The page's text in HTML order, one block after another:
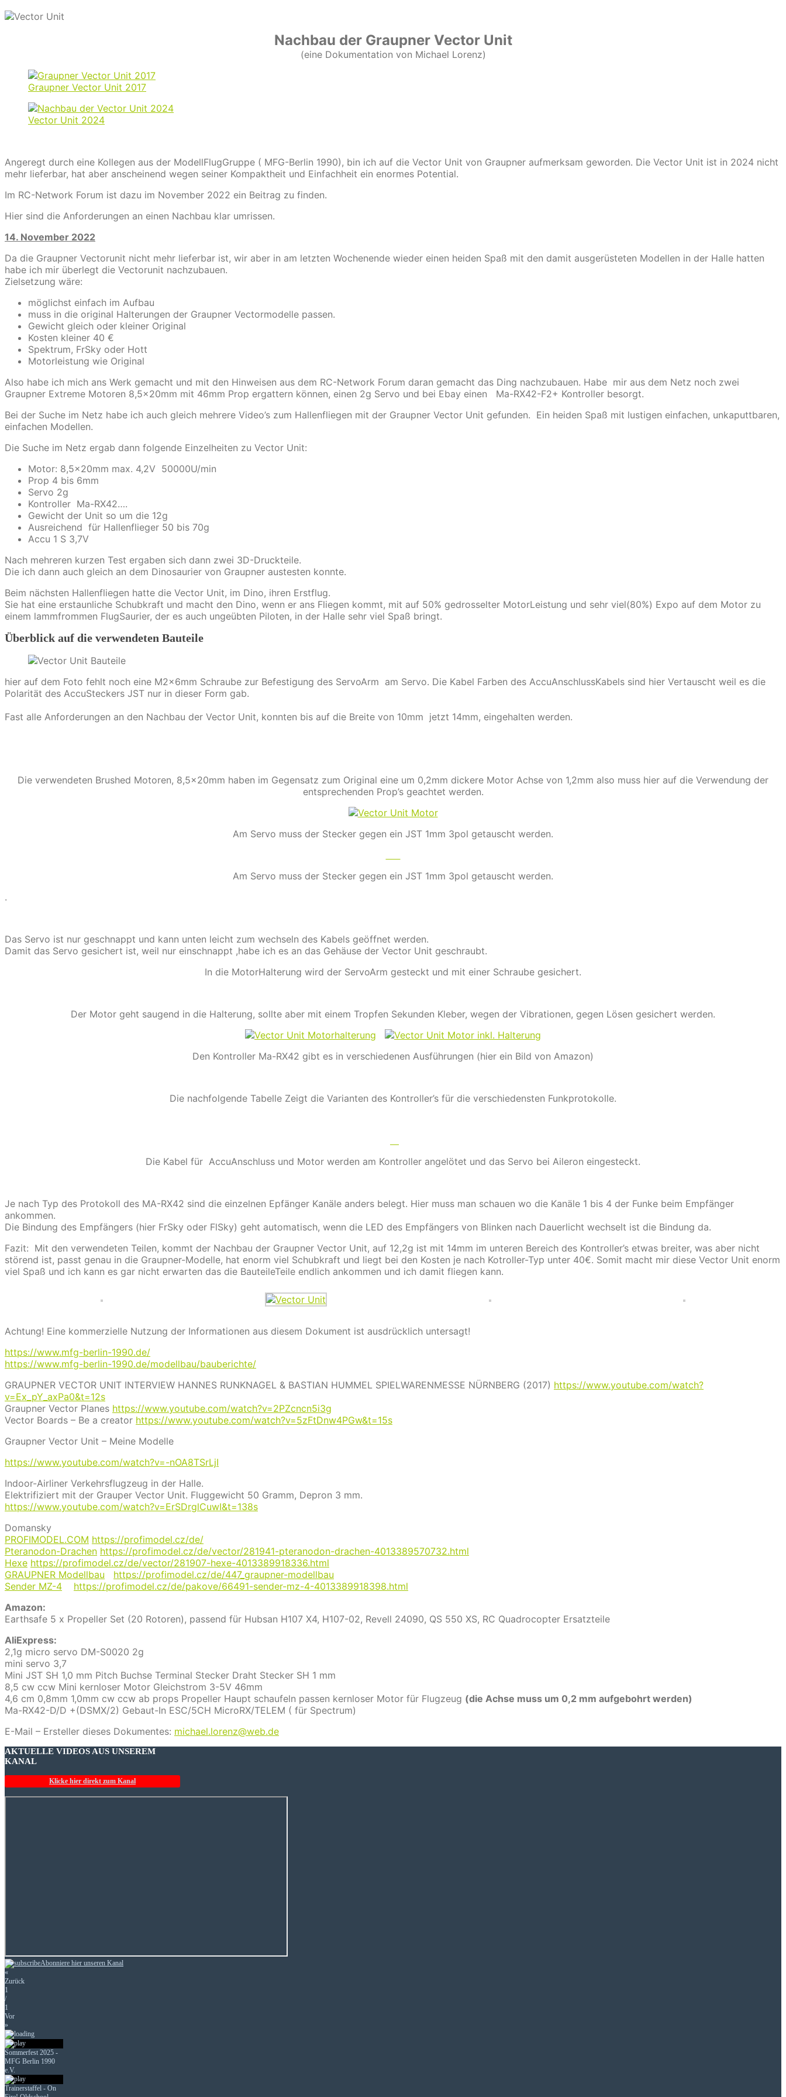
Nachbau der Graupner Vector Unit
(eine Dokumentation von Michael Lorenz)
Graupner Vector Unit 2017
Vector Unit 2024
Angeregt durch eine Kollegen aus der ModellFlugGruppe ( MFG-Berlin 1990), bin ich auf die Vector Unit von Graupner aufmerksam geworden. Die Vector Unit ist in 2024 nicht
mehr lieferbar, hat aber anscheinend wegen seiner Kompaktheit und Einfachheit ein enormes Potential.
Im RC-Network Forum ist dazu im November 2022 ein Beitrag zu finden.
Hier sind die Anforderungen an einen Nachbau klar umrissen.
14. November 2022
Da die Graupner Vectorunit nicht mehr lieferbar ist, wir aber in am letzten Wochenende wieder einen heiden Spaß mit den damit ausgerüsteten Modellen in der Halle hatten
habe ich mir überlegt die Vectorunit nachzubauen.
Zielsetzung wäre:
möglichst einfach im Aufbau
muss in die original Halterungen der Graupner Vectormodelle passen.
Gewicht gleich oder kleiner Original
Kosten kleiner 40 €
Spektrum, FrSky oder Hott
Motorleistung wie Original
Also habe ich mich ans Werk gemacht und mit den Hinweisen aus dem RC-Network Forum daran gemacht das Ding nachzubauen. Habe mir aus dem Netz noch zwei
Graupner Extreme Motoren 8,5x20mm mit 46mm Prop ergattern können, einen 2g Servo und bei Ebay einen Ma-RX42-F2+ Kontroller besorgt.
Bei der Suche im Netz habe ich auch gleich mehrere Video’s zum Hallenfliegen mit der Graupner Vector Unit gefunden. Ein heiden Spaß mit lustigen einfachen, unkaputtbaren,
einfachen Modellen.
Die Suche im Netz ergab dann folgende Einzelheiten zu Vector Unit:
Motor: 8,5x20mm max. 4,2V 50000U/min
Prop 4 bis 6mm
Servo 2g
Kontroller Ma-RX42….
Gewicht der Unit so um die 12g
Ausreichend für Hallenflieger 50 bis 70g
Accu 1 S 3,7V
Nach mehreren kurzen Test ergaben sich dann zwei 3D-Druckteile.
Die ich dann auch gleich an dem Dinosaurier von Graupner austesten konnte.
Beim nächsten Hallenfliegen hatte die Vector Unit, im Dino, ihren Erstflug.
Sie hat eine erstaunliche Schubkraft und macht den Dino, wenn er ans Fliegen kommt, mit auf 50% gedrosselter MotorLeistung und sehr viel(80%) Expo auf dem Motor zu
einem lammfrommen FlugSaurier, der es auch ungeübten Piloten, in der Halle sehr viel Spaß bringt.
Überblick auf die verwendeten Bauteile
hier auf dem Foto fehlt noch eine M2x6mm Schraube zur Befestigung des ServoArm am Servo. Die Kabel Farben des AccuAnschlussKabels sind hier Vertauscht weil es die
Polarität des AccuSteckers JST nur in dieser Form gab.
Fast alle Anforderungen an den Nachbau der Vector Unit, konnten bis auf die Breite von 10mm jetzt 14mm, eingehalten werden.
Die verwendeten Brushed Motoren, 8,5x20mm haben im Gegensatz zum Original eine um 0,2mm dickere Motor Achse von 1,2mm also muss hier auf die Verwendung der
entsprechenden Prop’s geachtet werden.
Am Servo muss der Stecker gegen ein JST 1mm 3pol getauscht werden.
Am Servo muss der Stecker gegen ein JST 1mm 3pol getauscht werden.
.
Das Servo ist nur geschnappt und kann unten leicht zum wechseln des Kabels geöffnet werden.
Damit das Servo gesichert ist, weil nur einschnappt ,habe ich es an das Gehäuse der Vector Unit geschraubt.
In die MotorHalterung wird der ServoArm gesteckt und mit einer Schraube gesichert.
Der Motor geht saugend in die Halterung, sollte aber mit einem Tropfen Sekunden Kleber, wegen der Vibrationen, gegen Lösen gesichert werden.
Den Kontroller Ma-RX42 gibt es in verschiedenen Ausführungen (hier ein Bild von Amazon)
Die nachfolgende Tabelle Zeigt die Varianten des Kontroller’s für die verschiedensten Funkprotokolle.
Die Kabel für AccuAnschluss und Motor werden am Kontroller angelötet und das Servo bei Aileron eingesteckt.
Je nach Typ des Protokoll des MA-RX42 sind die einzelnen Epfänger Kanäle anders belegt. Hier muss man schauen wo die Kanäle 1 bis 4 der Funke beim Empfänger
ankommen.
Die Bindung des Empfängers (hier FrSky oder FlSky) geht automatisch, wenn die LED des Empfängers von Blinken nach Dauerlicht wechselt ist die Bindung da.
Fazit: Mit den verwendeten Teilen, kommt der Nachbau der Graupner Vector Unit, auf 12,2g ist mit 14mm im unteren Bereich des Kontroller’s etwas breiter, was aber nicht
störend ist, passt genau in die Graupner-Modelle, hat enorm viel Schubkraft und liegt bei den Kosten je nach Kotroller-Typ unter 40€. Somit macht mir diese Vector Unit enorm
viel Spaß und ich kann es gar nicht erwarten das die BauteileTeile endlich ankommen und ich damit fliegen kann.
Achtung! Eine kommerzielle Nutzung der Informationen aus diesem Dokument ist ausdrücklich untersagt!
https://www.mfg-berlin-1990.de/
https://www.mfg-berlin-1990.de/modellbau/bauberichte/
GRAUPNER VECTOR UNIT INTERVIEW HANNES RUNKNAGEL & BASTIAN HUMMEL SPIELWARENMESSE NÜRNBERG (2017) https://www.youtube.com/watch?
v=Ex_pY_axPa0&t=12s
Graupner Vector Planes https://www.youtube.com/watch?v=2PZcncn5i3g
Vector Boards – Be a creator https://www.youtube.com/watch?v=5zFtDnw4PGw&t=15s
Graupner Vector Unit – Meine Modelle
https://www.youtube.com/watch?v=-nOA8TSrLjI
Indoor-Airliner Verkehrsflugzeug in der Halle.
Elektrifiziert mit der Grauper Vector Unit. Fluggewicht 50 Gramm, Depron 3 mm.
https://www.youtube.com/watch?v=ErSDrglCuwI&t=138s
Domansky
PROFIMODEL.COM https://profimodel.cz/de/
Pteranodon-Drachen https://profimodel.cz/de/vector/281941-pteranodon-drachen-4013389570732.html
Hexe https://profimodel.cz/de/vector/281907-hexe-4013389918336.html
GRAUPNER Modellbau
https://profimodel.cz/de/447_graupner-modellbau
Sender MZ-4
https://profimodel.cz/de/pakove/66491-sender-mz-4-4013389918398.html
Amazon:
Earthsafe 5 x Propeller Set (20 Rotoren), passend für Hubsan H107 X4, H107-02, Revell 24090, QS 550 XS, RC Quadrocopter Ersatzteile
AliExpress:
2,1g micro servo DM-S0020 2g
mini servo 3,7
Mini JST SH 1,0 mm Pitch Buchse Terminal Stecker Draht Stecker SH 1 mm
8,5 cw ccw Mini kernloser Motor Gleichstrom 3-5V 46mm
4,6 cm 0,8mm 1,0mm cw ccw ab props Propeller Haupt schaufeln passen kernloser Motor für Flugzeug (die Achse muss um 0,2 mm aufgebohrt werden)
Ma-RX42-D/D +(DSMX/2) Gebaut-In ESC/5CH MicroRX/TELEM ( für Spectrum)
E-Mail – Ersteller dieses Dokumentes: michael.lorenz@web.de
AKTUELLE VIDEOS AUS UNSEREM
KANAL
Klicke hier direkt zum Kanal
Abonniere hier unseren Kanal
«
Zurück
1
/
1
Vor
»
Sommerfest 2025 -
MFG Berlin 1990
e.V.
Trainerstaffel - On